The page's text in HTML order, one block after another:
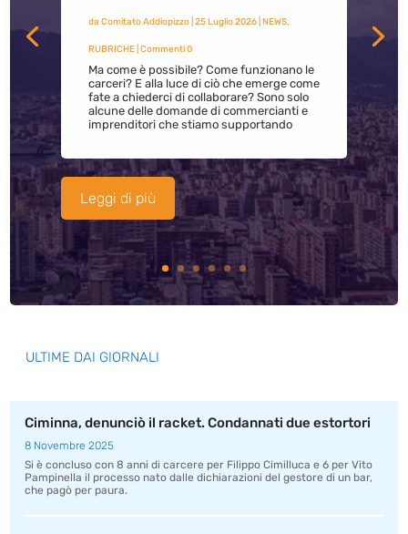
da Comitato Addiopizzo| 25 Luglio 2026| NEWS,
RUBRICHE| Commenti 0
Ma come è possibile? Come funzionano le
carceri? E alla luce di ciò che emerge come
fate a chiederci di collaborare? Sono solo
alcune delle domande di commercianti e
imprenditori che stiamo supportando
Leggi di più
ULTIME DAI GIORNALI
Ciminna, denunciò il racket. Condannati due estortori
8 Novembre 2025
Si è concluso con 8 anni di carcere per Filippo Cimilluca e 6 per Vito
Pampinella il processo nato dalle dichiarazioni del gestore di un bar,
che pagò per paura.